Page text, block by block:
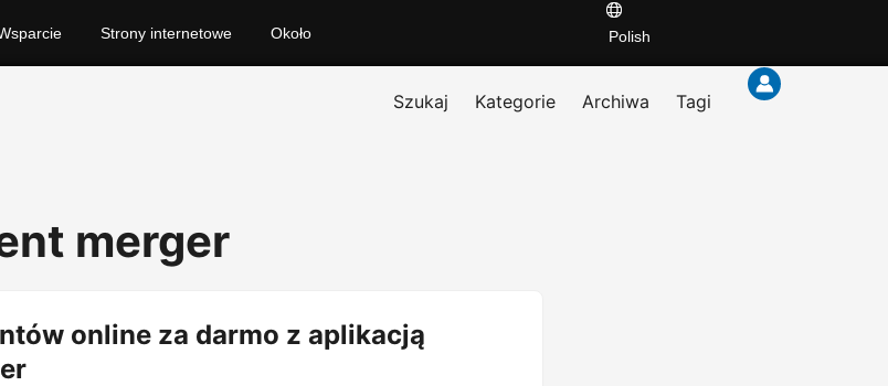
Polish
Strony internetowe Około
Szukaj Kategorie Archiwa Tagi
merger
online za darmo z aplikacją